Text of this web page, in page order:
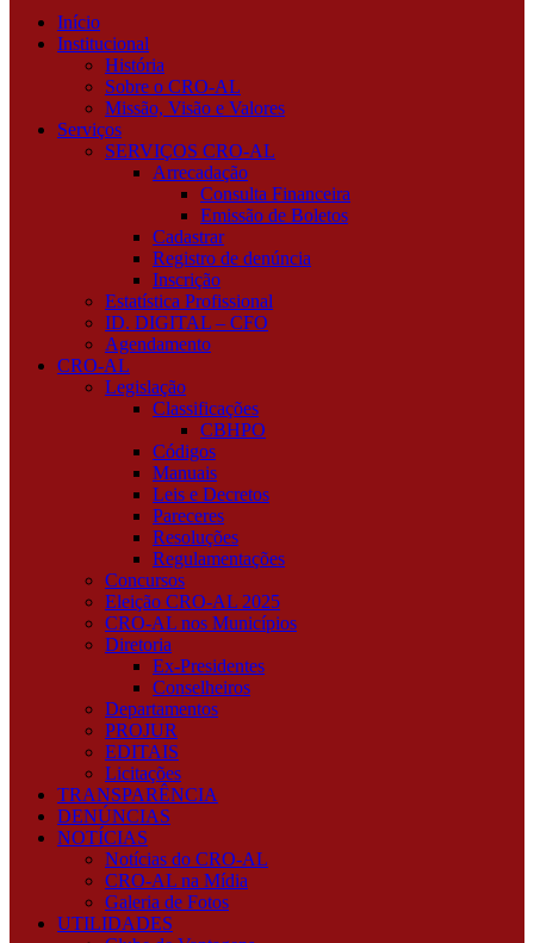
procurando?
Início
Institucional
História
Sobre o CRO-AL
Missão, Visão e Valores
Serviços
SERVIÇOS CRO-AL
Arrecadação
Consulta Financeira
Emissão de Boletos
Cadastrar
Registro de denúncia
Inscrição
Estatística Profissional
ID. DIGITAL – CFO
Agendamento
CRO-AL
Legislação
Classificações
CBHPO
Códigos
Manuais
Leis e Decretos
Pareceres
Resoluções
Regulamentações
Concursos
Eleição CRO-AL 2025
CRO-AL nos Municípios
Diretoria
Ex-Presidentes
Conselheiros
Departamentos
PROJUR
EDITAIS
Licitações
TRANSPARÊNCIA
DENÚNCIAS
NOTÍCIAS
Notícias do CRO-AL
CRO-AL na Mídia
Galeria de Fotos
UTILIDADES